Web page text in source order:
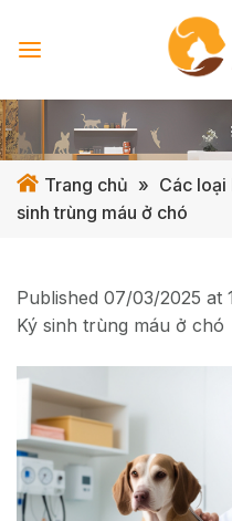
Trang chủ » Các loại
sinh trùng máu ở chó
Published 07/03/2025 at
Ký sinh trùng máu ở chó